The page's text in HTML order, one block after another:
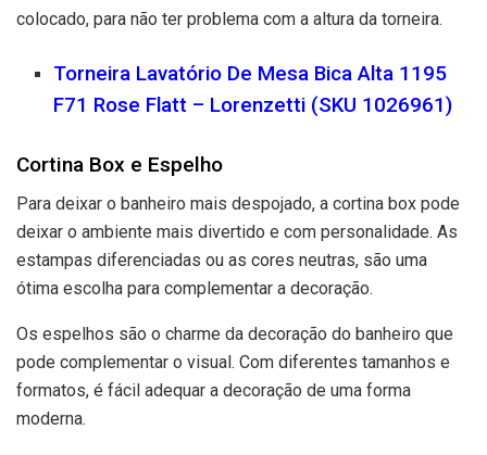
colocado, para não ter problema com a altura da torneira.
Torneira Lavatório De Mesa Bica Alta 1195
F71 Rose Flatt – Lorenzetti (SKU 1026961)
Cortina Box e Espelho
Para deixar o banheiro mais despojado, a cortina box pode
deixar o ambiente mais divertido e com personalidade. As
estampas diferenciadas ou as cores neutras, são uma
ótima escolha para complementar a decoração.
Os espelhos são o charme da decoração do banheiro que
pode complementar o visual. Com diferentes tamanhos e
formatos, é fácil adequar a decoração de uma forma
moderna.